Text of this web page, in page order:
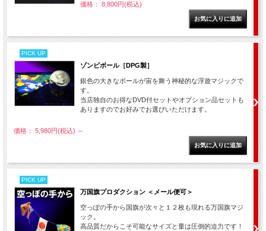
価格： 8,800円(税込)
PICK UP
ゾンビボール［DPG製］
銀色の大きなボールが宙を舞う神秘的な浮遊マジックで
す。
当店独自のお得なDVD付セットやオプション品セットも
ありますのでお好みでお選びいただけます。
価格： 5,980円(税込) ～
PICK UP
万国旗プロダクション ＜メール便可＞
空っぽの手から国旗が次々と１２枚も現れる万国旗マジ
ック。
高品質だからこそ可能なサイズと量は圧倒的迫力です！